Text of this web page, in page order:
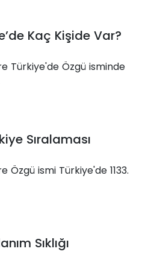
Kaç Kişide Var?
Türkiye'de Özgü isminde
Sıralaması
ismi Türkiye'de 1133.
Sıklığı